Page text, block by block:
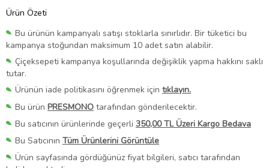
Ürün Özeti
Bu ürünün kampanyalı satışı stoklarla sınırlıdır. Bir tüketici bu
kampanya stoğundan maksimum 10 adet satın alabilir.
Çiçeksepeti kampanya koşullarında değişiklik yapma hakkını saklı
tutar.
Ürünün iade politikasını öğrenmek için tıklayın.
Bu ürün PRESMONO tarafından gönderilecektir.
Bu satıcının ürünlerinde geçerli 350,00 TL Üzeri Kargo Bedava
Bu Satıcının Tüm Ürünlerini Görüntüle
Ürün sayfasında gördüğünüz fiyat bilgileri, satıcı tarafından